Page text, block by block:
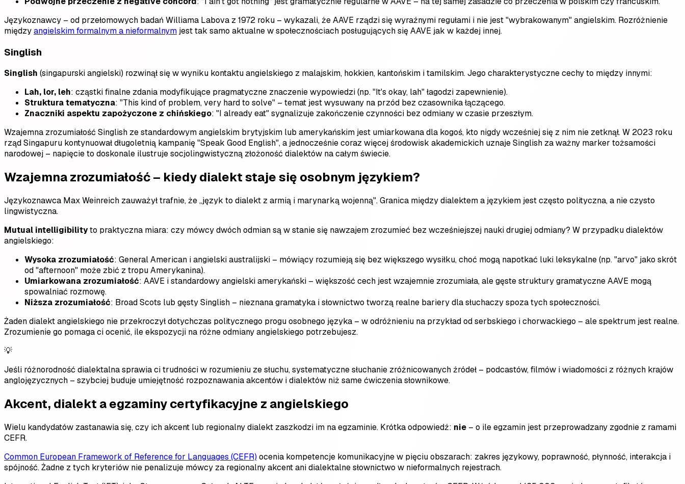
Językoznawcy – od przełomowych badań Williama Labova z 1972 roku – wykazali, że AAVE rządzi się wyraźnymi regułami i nie jest "wybrakowanym" angielskim. Rozróżnienie
międzyangielskim formalnym a nieformalnym jest tak samo aktualne w społecznościach posługujących się AAVE jak w każdej innej.
Singlish
Singlish (singapurski angielski) rozwinął się w wyniku kontaktu angielskiego z malajskim, hokkien, kantońskim i tamilskim. Jego charakterystyczne cechy to między innymi:
Lah, lor, leh: cząstki finalne zdania modyfikujące pragmatyczne znaczenie wypowiedzi (np. "It's okay, lah" łagodzi zapewnienie).
Struktura tematyczna: "This kind of problem, very hard to solve" – temat jest wysuwany na przód bez czasownika łączącego.
Znaczniki aspektu zapożyczone z chińskiego: "I already eat" sygnalizuje zakończenie czynności bez odmiany w czasie przeszłym.
Wzajemna zrozumiałość Singlish ze standardowym angielskim brytyjskim lub amerykańskim jest umiarkowana dla kogoś, kto nigdy wcześniej się z nim nie zetknął. W 2023 roku
rząd Singapuru kontynuował długoletnią kampanię "Speak Good English", a jednocześnie coraz więcej środowisk akademickich uznaje Singlish za ważny marker tożsamości
narodowej – napięcie to doskonale ilustruje socjolingwistyczną złożoność dialektów na całym świecie.
Wzajemna zrozumiałość – kiedy dialekt staje się osobnym językiem?
Językoznawca Max Weinreich zauważył trafnie, że „język to dialekt z armią i marynarką wojenną". Granica między dialektem a językiem jest często polityczna, a nie czysto
lingwistyczna.
Mutual intelligibilityto praktyczna miara: czy mówcy dwóch odmian są w stanie się nawzajem zrozumieć bez wcześniejszej nauki drugiej odmiany? W przypadku dialektów
angielskiego:
Wysoka zrozumiałość: General American i angielski australijski – mówiący rozumieją się bez większego wysiłku, choć mogą napotkać luki leksykalne (np. "arvo" jako skrót
od "afternoon" może zbić z tropu Amerykanina).
Umiarkowana zrozumiałość: AAVE i standardowy angielski amerykański – większość cech jest wzajemnie zrozumiała, ale gęste struktury gramatyczne AAVE mogą
spowalniać rozmowę.
Niższa zrozumiałość: Broad Scots lub gęsty Singlish – nieznana gramatyka i słownictwo tworzą realne bariery dla słuchaczy spoza tych społeczności.
Żaden dialekt angielskiego nie przekroczył dotychczas politycznego progu osobnego języka – w odróżnieniu na przykład od serbskiego i chorwackiego – ale spektrum jest realne.
Zrozumienie go pomaga ci ocenić, ile ekspozycji na różne odmiany angielskiego potrzebujesz.
💡
Jeśli różnorodność dialektalna sprawia ci trudności w rozumieniu ze słuchu, systematyczne słuchanie zróżnicowanych źródeł – podcastów, filmów i wiadomości z różnych krajów
anglojęzycznych – szybciej buduje umiejętność rozpoznawania akcentów i dialektów niż same ćwiczenia słownikowe.
Akcent, dialekt a egzaminy certyfikacyjne z angielskiego
Wielu kandydatów zastanawia się, czy ich akcent lub regionalny dialekt zaszkodzi im na egzaminie. Krótka odpowiedź: nie – o ile egzamin jest przeprowadzany zgodnie z ramami
CEFR.
Common European Framework of Reference for Languages (CEFR) ocenia kompetencje komunikacyjne w pięciu obszarach: zakres językowy, poprawność, płynność, interakcja i
spójność. Żadne z tych kryteriów nie penalizuje mówcy za regionalny akcent ani dialektalne słownictwo w nieformalnych rejestrach.